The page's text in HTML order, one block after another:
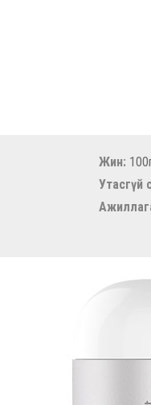
Жин:
Утасгүй